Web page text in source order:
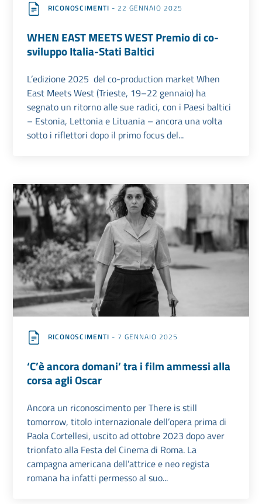
RICONOSCIMENTI - 22 GENNAIO 2025
WHEN EAST MEETS WEST Premio di co-
sviluppo Italia-Stati Baltici
L’edizione 2025 del co-production market When
East Meets West (Trieste, 19–22 gennaio) ha
segnato un ritorno alle sue radici, con i Paesi baltici
– Estonia, Lettonia e Lituania – ancora una volta
sotto i riflettori dopo il primo focus del...
RICONOSCIMENTI - 7 GENNAIO 2025
‘C’è ancora domani’ tra i film ammessi alla
corsa agli Oscar
Ancora un riconoscimento per There is still
tomorrow, titolo internazionale dell’opera prima di
Paola Cortellesi, uscito ad ottobre 2023 dopo aver
trionfato alla Festa del Cinema di Roma. La
campagna americana dell’attrice e neo regista
romana ha infatti permesso al suo...